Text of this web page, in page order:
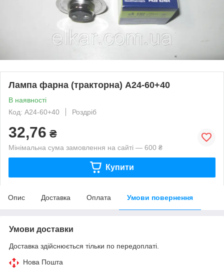
Лампа фарна (тракторна) А24-60+40
В наявності
Код: А24-60+40
Роздріб
32,76 ₴
Мінімальна сума замовлення на сайті — 600 ₴
Купити
Опис Доставка Оплата Умови повернення
Умови доставки
Доставка здійснюється тільки по передоплаті.
Нова Пошта